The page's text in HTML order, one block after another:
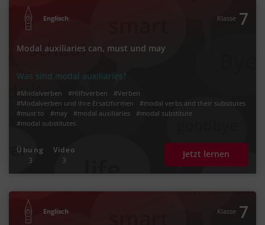
Englisch Klasse 7
Modal auxiliaries can, must und may
Was sind modal auxiliaries?
#Modalverben #Hilfsverben
#Verben
#Modalverben und ihre Ersatzformen
#modal verbs and their subsitutes
#must to
#may #modal auxiliaries
#modal substitute
#modal substitutes
Übung
3
Video
3
Jetzt lernen
Englisch Klasse 7